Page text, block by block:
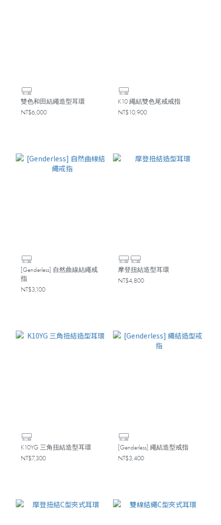
雙色和田結繩造型耳環
NT$6,000
K10 繩結雙色尾戒戒指
NT$10,900
[Genderless] 自然曲線結繩戒
指
NT$3,100
摩登扭結造型耳環
NT$4,800
K10YG 三角扭結造型耳環
NT$7,300
[Genderless] 繩結造型戒指
NT$3,400